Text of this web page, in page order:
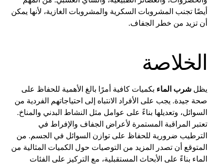
أيضًا تجنب المشروبات السكرية والمشروبات الغازية، لأنها يمكن
أن تزيد من خطر الجفاف.
الخلاصة
يظل شرب الماء بكميات كافية أمرًا بالغ الأهمية للحفاظ على
صحة جيدة. يجب على الأفراد الانتباه إلى احتياجاتهم الفردية من
السوائل، وتعديلها بناءً على عوامل مثل النشاط البدني والمناخ.
تعتبر المراقبة المستمرة لأعراض الجفاف والإفراط في
الترطيب ضرورية للحفاظ على توازن السوائل في الجسم. من
المتوقع أن تصدر المزيد من التوصيات حول الكميات المثالية من
الماء بناءً على الأبحاث المستقبلية، مع التركيز على الفئات